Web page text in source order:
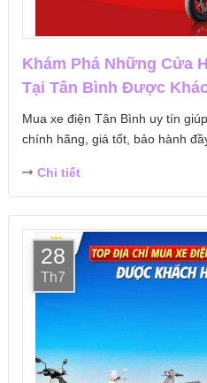
Khám Phá Những Cửa
Tại Tân Bình Được
Mua xe điện Tân Bình uy tín
chính hãng, giá tốt, bảo hành
Chi tiết
28
Th7